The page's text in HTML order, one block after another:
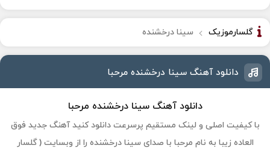
گلسارموزیک سینا درخشنده
دانلود آهنگ سینا درخشنده مرحبا
دانلود آهنگ سینا درخشنده مرحبا
با کیفیت اصلی و لینک مستقیم پرسرعت دانلود کنید آهنگ جدید فوق
العاده زیبا به نام مرحبا با صدای سینا درخشنده را از وبسایت ( گلسار